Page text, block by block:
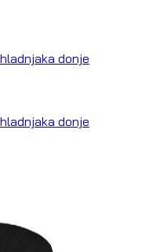
donje
donje